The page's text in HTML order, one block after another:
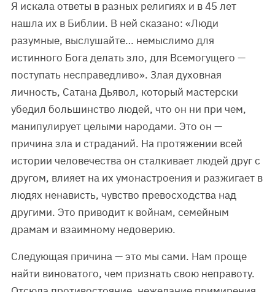
Я искала ответы в разных религиях и в 45 лет
нашла их в Библии. В ней сказано: «Люди
разумные, выслушайте… немыслимо для
истинного Бога делать зло, для Всемогущего —
поступать несправедливо». Злая духовная
личность, Сатана Дьявол, который мастерски
убедил большинство людей, что он ни при чем,
манипулирует целыми народами. Это он —
причина зла и страданий. На протяжении всей
истории человечества он сталкивает людей друг с
другом, влияет на их умонастроения и разжигает в
людях ненависть, чувство превосходства над
другими. Это приводит к войнам, семейным
драмам и взаимному недоверию.
Следующая причина — это мы сами. Нам проще
найти виноватого, чем признать свою неправоту.